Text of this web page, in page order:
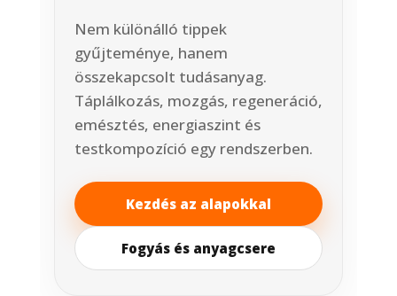
Nem különálló tippek
gyűjteménye, hanem
összekapcsolt tudásanyag.
Táplálkozás, mozgás, regeneráció,
emésztés, energiaszint és
testkompozíció egy rendszerben.
Kezdés az alapokkal
Fogyás és anyagcsere